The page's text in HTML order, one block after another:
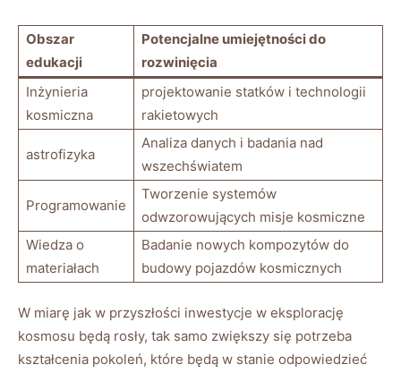
Obszar
edukacji
Potencjalne umiejętności ​do​
rozwinięcia
Inżynieria
kosmiczna
projektowanie statków i technologii
rakietowych
astrofizyka
Analiza⁢ danych ‍i‌ badania ⁤nad
wszechświatem
Programowanie
Tworzenie systemów‍
odwzorowujących misje ‍kosmiczne
Wiedza o
materiałach
Badanie nowych kompozytów do
‌budowy‍ pojazdów kosmicznych
W miarę⁢ jak w​ przyszłości ‌inwestycje w eksplorację
kosmosu będą rosły, tak ⁤samo zwiększy się potrzeba‌
kształcenia pokoleń,‌ które będą w‍ stanie odpowiedzieć‍